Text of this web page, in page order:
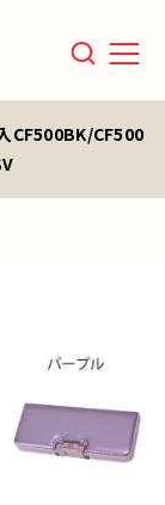
Menu
CF500BK/CF500